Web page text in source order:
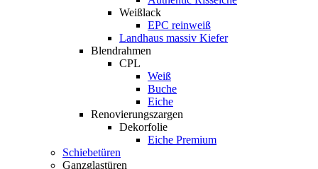
Weißlack
EPC reinweiß
Landhaus massiv Kiefer
Blendrahmen
CPL
Weiß
Buche
Eiche
Renovierungszargen
Dekorfolie
Eiche Premium
Schiebetüren
Ganzglastüren